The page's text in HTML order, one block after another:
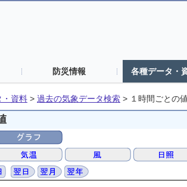
防災情報 各種データ・
・資料 > 過去の気象データ検索 > １時間ごとの